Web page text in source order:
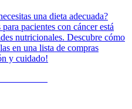
una dieta adecuada?
pacientes con cáncer está
nutricionales. Descubre cómo
en una lista de compras
y cuidado!